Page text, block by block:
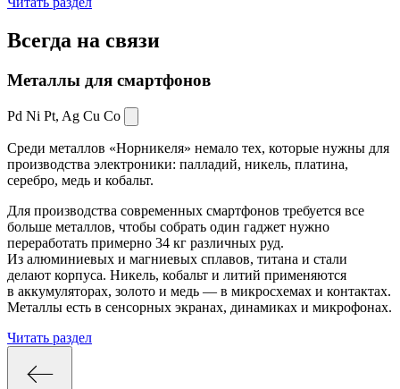
Всегда на связи
Металлы для смартфонов
Pd Ni Pt, Ag Cu Co
Среди металлов «Норникеля» немало тех, которые нужны для
производства электроники: палладий, никель, платина,
серебро, медь и кобальт.
Для производства современных смартфонов требуется все
больше металлов, чтобы собрать один гаджет нужно
переработать примерно 34 кг различных руд.
Из алюминиевых и магниевых сплавов, титана и стали
делают корпуса. Никель, кобальт и литий применяются
в аккумуляторах, золото и медь — в микросхемах и контактах.
Металлы есть в сенсорных экранах, динамиках и микрофонах.
Читать раздел